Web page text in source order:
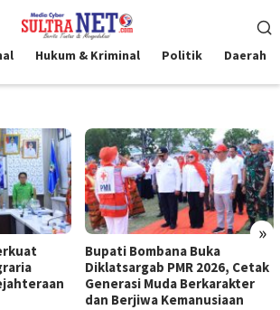
Hukum & Kriminal Politik Daerah
»
Bupati Bombana Buka
Diklatsargab PMR 2026, Cetak
Generasi Muda Berkarakter
dan Berjiwa Kemanusiaan